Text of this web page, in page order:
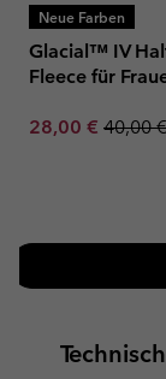
Neue Farben
Glacial™ IV
Fleece für
Sale price:
28,00 € 40,00 €